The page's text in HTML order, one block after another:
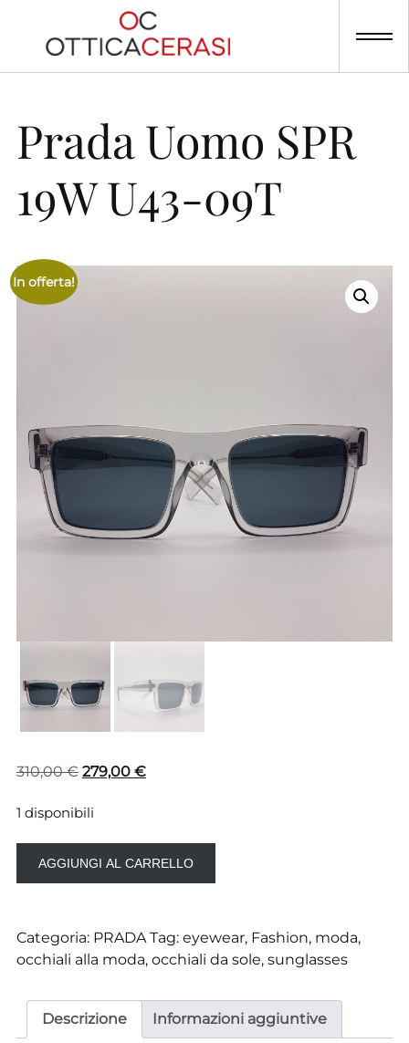
content
Prada Uomo SPR
19W U43-09T
In offerta!
310,00€ Il
originale
310,00 €.
279,00 €Il
279,00 €.
1 disponibili
U43-
09T
AGGIUNGI AL CARRELLO
Categoria: PRADA Tag: eyewear, Fashion, moda,
occhiali alla moda, occhiali da sole, sunglasses
Descrizione Informazioni aggiuntive